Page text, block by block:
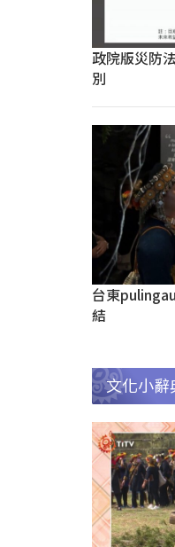
政院版災防
別
台東
結
文化小辭